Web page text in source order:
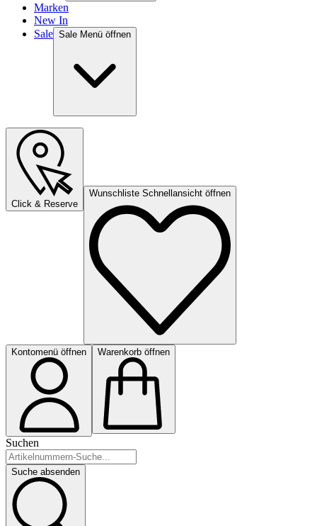
Marken
New In
Sale Sale Menü öffnen
Click & Reserve
Wunschliste Schnellansicht öffnen
Kontomenü öffnen Warenkorb öffnen
Suchen
Suche absenden